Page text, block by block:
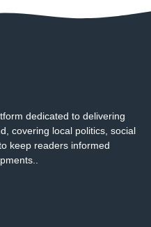
dedicated to delivering
covering local politics, social
keep readers informed